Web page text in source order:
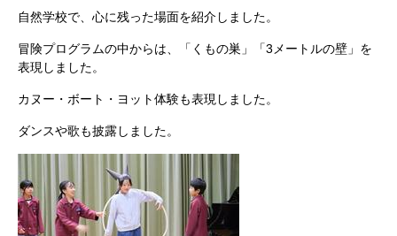
自然学校で、心に残った場面を紹介しました。
冒険プログラムの中からは、「くもの巣」「3メートルの壁」を
表現しました。
カヌー・ボート・ヨット体験も表現しました。
ダンスや歌も披露しました。